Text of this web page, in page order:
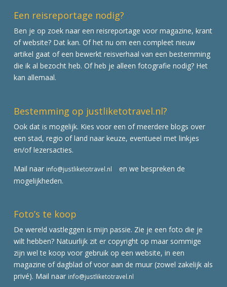
Een reisreportage nodig?
Ben je op zoek naar een reisreportage voor magazine, krant
of website? Dat kan. Of het nu om een compleet nieuw
artikel gaat of een bewerkt reisverhaal van een bestemming
die ik al bezocht heb. Of heb je alleen fotografie nodig? Het
kan allemaal.
Bestemming op justliketotravel.nl?
Ook dat is mogelijk. Kies voor een of meerdere blogs over
een stad, regio of land naar keuze, eventueel met linkjes
en/of lezersacties.
Mail naar info@justliketotravel.nl
en we bespreken de
mogelijkheden.
Foto’s te koop
De wereld vastleggen is mijn passie. Zie je een foto die je
wilt hebben? Natuurlijk zit er copyright op maar sommige
zijn wel te koop voor gebruik op een website, in een
magazine of dagblad of voor aan de muur (zowel zakelijk als
privé). Mail naar info@justliketotravel.nl